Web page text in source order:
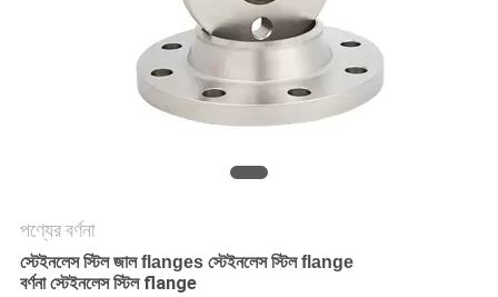
পণ্যের বর্ণনা
স্টেইনলেস স্টিল জাল flanges স্টেইনলেস স্টিল flange
বর্ণনাস্টেইনলেস স্টিল flange